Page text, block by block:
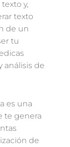
y,
texto
de un
tu
análisis de
es una
te genera
de